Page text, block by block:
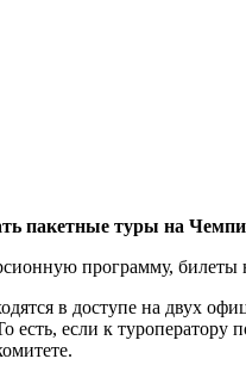
пакетные туры на
программу, билеты
в доступе на двух
если к